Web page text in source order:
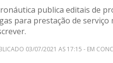
publica editais de
para prestação de
03/07/2021 AS 17:15 - EM